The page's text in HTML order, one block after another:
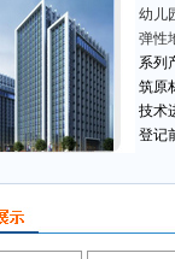
幼儿
弹性
系列
筑原
技术
登记